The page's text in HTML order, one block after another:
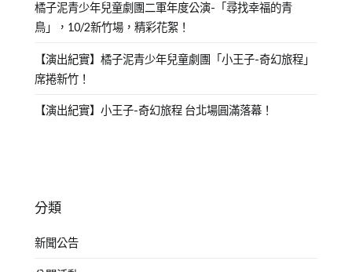
橘子泥青少年兒童劇團二軍年度公演-「尋找幸福的青
鳥」，10/2新竹場，精彩花絮！
【演出紀實】橘子泥青少年兒童劇團「小王子-奇幻旅程」
席捲新竹！
【演出紀實】小王子-奇幻旅程 台北場圓滿落幕！
分類
新聞公告